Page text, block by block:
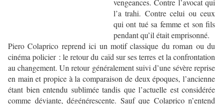
vengeances. Contre l’avocat qui
l’a trahi. Contre celui ou ceux
qui ont tué sa femme et son fils
pendant qu’il était emprisonné.
Piero Colaprico reprend ici un motif classique du roman ou du
cinéma policier : le retour du caïd sur ses terres et la confrontation
au changement. Un retour généralement suivi d’une sévère reprise
en main et propice à la comparaison de deux époques, l’ancienne
étant bien entendu sublimée tandis que l’actuelle est considérée
comme déviante, dégénérescente. Sauf que Colaprico n’entend